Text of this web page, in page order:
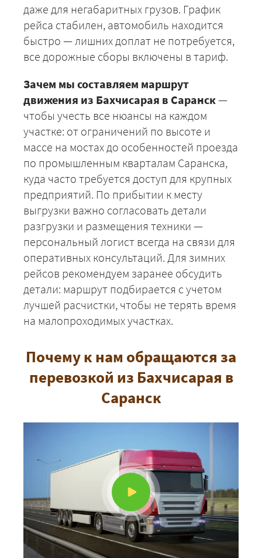
даже для негабаритных грузов. График
рейса стабилен, автомобиль находится
быстро — лишних доплат не потребуется,
все дорожные сборы включены в тариф.
Зачем мы составляем маршрут
движения из Бахчисарая в Саранск —
чтобы учесть все нюансы на каждом
участке: от ограничений по высоте и
массе на мостах до особенностей проезда
по промышленным кварталам Саранска,
куда часто требуется доступ для крупных
предприятий. По прибытии к месту
выгрузки важно согласовать детали
разгрузки и размещения техники —
персональный логист всегда на связи для
оперативных консультаций. Для зимних
рейсов рекомендуем заранее обсудить
детали: маршрут подбирается с учетом
лучшей расчистки, чтобы не терять время
на малопроходимых участках.
Почему к нам обращаются за
перевозкой из Бахчисарая в
Саранск
ЗАКАЗАТЬ